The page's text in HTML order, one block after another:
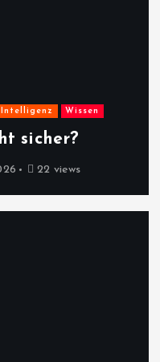
Intelligenz Wissen
sicher?
22 views